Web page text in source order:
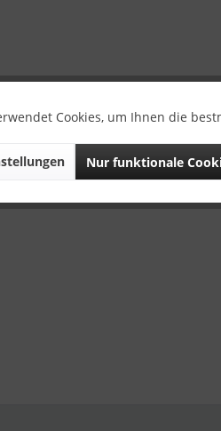
Cookies, um Ihnen die
Nur funktionale